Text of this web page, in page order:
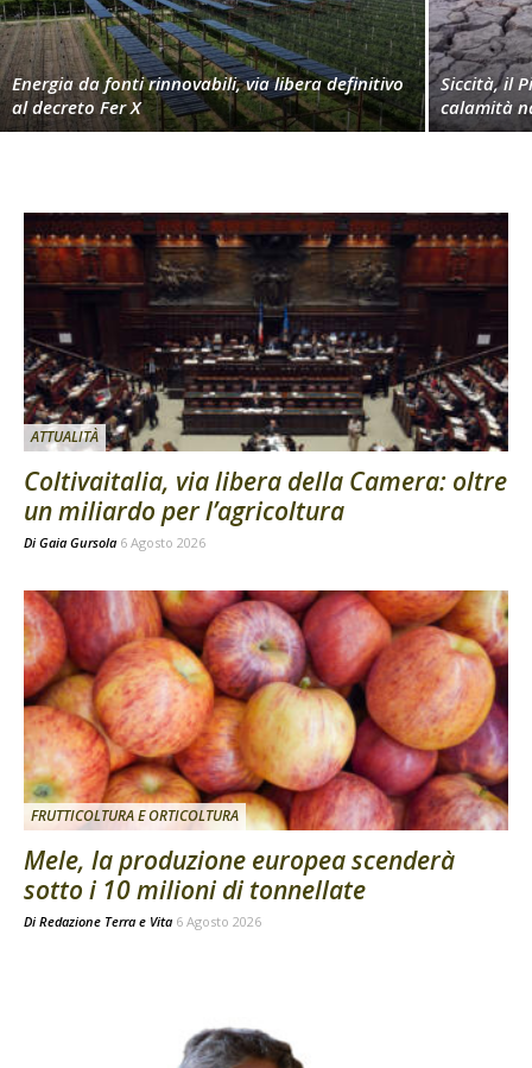
Energia da fonti rinnovabili, via libera definitivo
al decreto Fer X
Siccità, il
calamità
ATTUALITÀ
Coltivaitalia, via libera della Camera: oltre
un miliardo per l’agricoltura
Di Gaia Gursola 6 Agosto 2026
FRUTTICOLTURA E ORTICOLTURA
Mele, la produzione europea scenderà
sotto i 10 milioni di tonnellate
Di Redazione Terra e Vita 6 Agosto 2026